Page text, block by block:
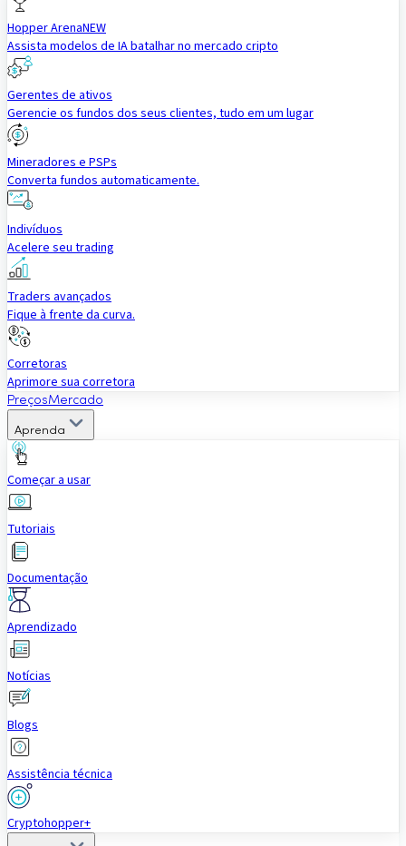
Hopper ArenaNEW
Assista modelos de IA batalhar no mercado cripto
Gerentes de ativos
Gerencie os fundos dos seus clientes, tudo em um lugar
Mineradores e PSPs
Converta fundos automaticamente.
Indivíduos
Acelere seu trading
Traders avançados
Fique à frente da curva.
Corretoras
Aprimore sua corretora
PreçosMercado
Aprenda
Começar a usar
Tutoriais
Documentação
Aprendizado
Notícias
Blogs
Assistência técnica
Cryptohopper+